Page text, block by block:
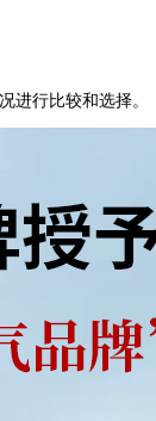
进行比较和选择。